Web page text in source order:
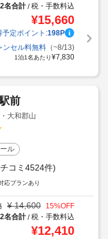
名合計/税・手数料込
¥15,660
予定ポイント:198P
ンセル料無料（~8/13)
1泊1名あたり¥7,830
前
大和郡山
ル
コミ4524件)
応プランあり
¥ 14,600 15%OFF
名合計/税・手数料込
¥12,410